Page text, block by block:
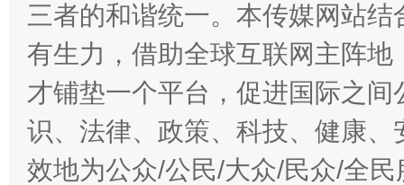
三者的和谐统一。本传媒网站
有生力，借助全球互联网主阵
才铺垫一个平台，促进国际之
识、法律、政策、科技、健康
效地为公众/公民/大众/民众/全